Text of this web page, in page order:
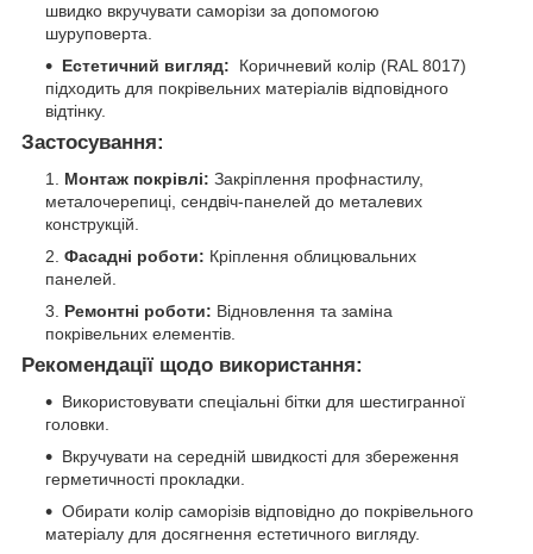
швидко вкручувати саморізи за допомогою
шуруповерта.
Естетичний вигляд: Коричневий колір (RAL 8017)
підходить для покрівельних матеріалів відповідного
відтінку.
Застосування:
Монтаж покрівлі: Закріплення профнастилу,
металочерепиці, сендвіч-панелей до металевих
конструкцій.
Фасадні роботи: Кріплення облицювальних
панелей.
Ремонтні роботи: Відновлення та заміна
покрівельних елементів.
Рекомендації щодо використання:
Використовувати спеціальні бітки для шестигранної
головки.
Вкручувати на середній швидкості для збереження
герметичності прокладки.
Обирати колір саморізів відповідно до покрівельного
матеріалу для досягнення естетичного вигляду.